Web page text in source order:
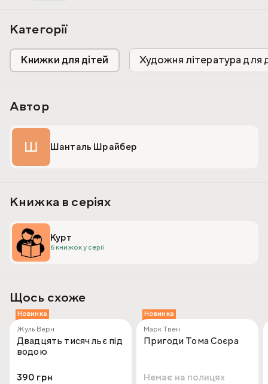
Категорії
Книжки для дітей Художня література для
Автор
Ш Шанталь Шрайбер
Книжка в серіях
Курт
6 книжок у серії
Щось схоже
Новинка
Жуль Верн
Двадцять тисяч льє під
водою
390 грн
Новинка
Марк Твен
Пригоди Тома Соєра
Немає на полицях